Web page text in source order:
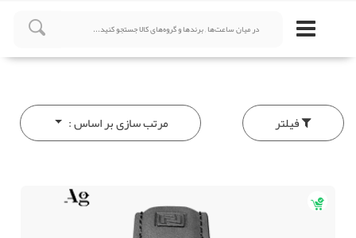
فیلتر مرتب سازی بر اساس :